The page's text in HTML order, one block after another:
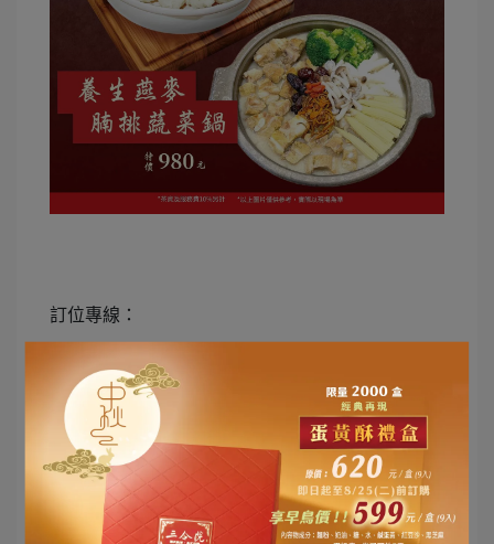
訂位專線：
台北店： 02-2781-6667
雙和店：02-8231-5122
中壢店： 03-422-0013
新竹店：03-528-5577